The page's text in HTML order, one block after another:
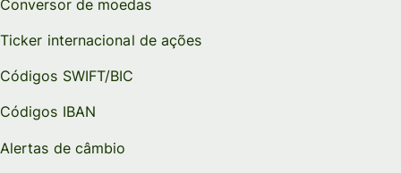
Conversor de moedas
Ticker internacional de ações
Códigos SWIFT/BIC
Códigos IBAN
Alertas de câmbio